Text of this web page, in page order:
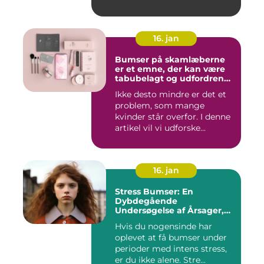
16. jan
Bumser på skamlæberne
er et emne, der kan være
tabubelagt og udfordrende
Ikke desto mindre er det et
problem, som mange
kvinder står overfor. I denne
artikel vil vi udforske...
16. jan
Stress Bumser: En
Dybdegående
Undersøgelse af Årsager,
Hvis du nogensinde har
oplevet at få bumser under
perioder med intens stress,
er du ikke alene. Stre...